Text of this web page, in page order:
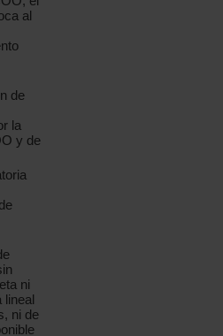
al
de
la
y de
ni
lineal
ni de